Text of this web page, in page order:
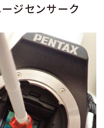
ジセンサーク